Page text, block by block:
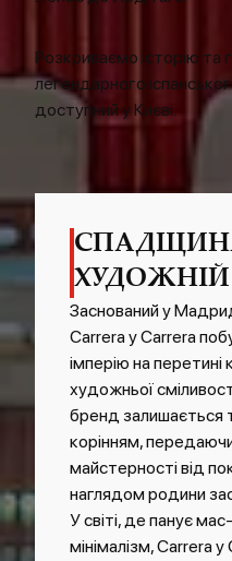
Розкриваємо історію та
легендарного
доступний у Києві.
Заснований у
Carrera y Carrera
імперію на
художньої
бренд залишається
корінням,
майстерності від
наглядом родини
У світі, де панує
мінімалізм, Carrera